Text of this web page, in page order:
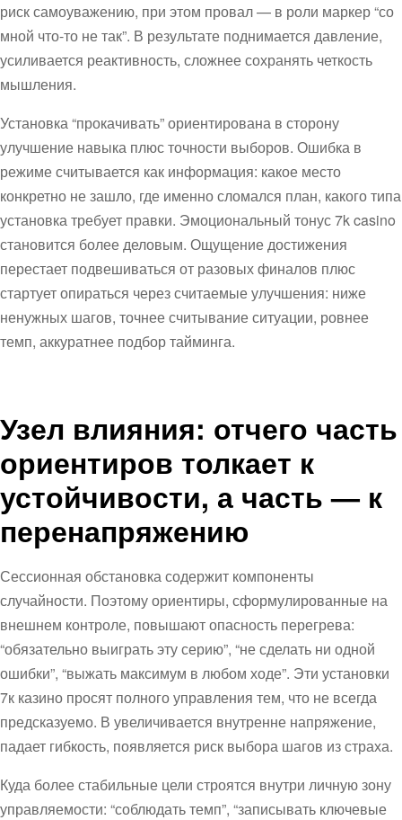
риск самоуважению, при этом провал — в роли маркер “со
мной что-то не так”. В результате поднимается давление,
усиливается реактивность, сложнее сохранять четкость
мышления.
Установка “прокачивать” ориентирована в сторону
улучшение навыка плюс точности выборов. Ошибка в
режиме считывается как информация: какое место
конкретно не зашло, где именно сломался план, какого типа
установка требует правки. Эмоциональный тонус 7k casino
становится более деловым. Ощущение достижения
перестает подвешиваться от разовых финалов плюс
стартует опираться через считаемые улучшения: ниже
ненужных шагов, точнее считывание ситуации, ровнее
темп, аккуратнее подбор тайминга.
Узел влияния: отчего часть
ориентиров толкает к
устойчивости, а часть — к
перенапряжению
Сессионная обстановка содержит компоненты
случайности. Поэтому ориентиры, сформулированные на
внешнем контроле, повышают опасность перегрева:
“обязательно выиграть эту серию”, “не сделать ни одной
ошибки”, “выжать максимум в любом ходе”. Эти установки
7к казино просят полного управления тем, что не всегда
предсказуемо. В увеличивается внутренне напряжение,
падает гибкость, появляется риск выбора шагов из страха.
Куда более стабильные цели строятся внутри личную зону
управляемости: “соблюдать темп”, “записывать ключевые